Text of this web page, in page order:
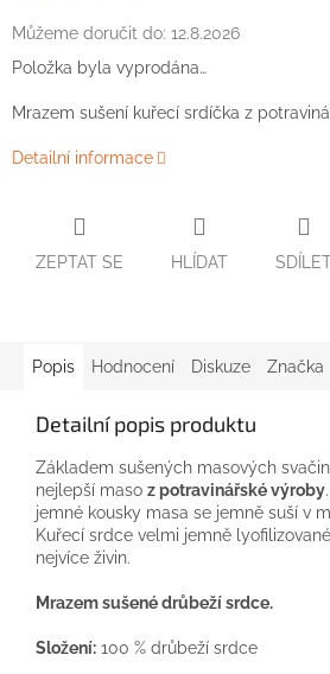
Můžeme doručit do: 12.8.2026
Položka byla vyprodána…
Mrazem sušení kuřecí srdíčka z
Detailní informace
ZEPTAT SE HLÍDAT
Popis Hodnocení Diskuze Značka
Detailní popis produktu
Základem sušených masových
nejlepší maso z potravinářské výroby.
jemné kousky masa se jemně suší v
Kuřecí srdce velmi jemně
nejvíce živin.
Mrazem sušené drůbeží srdce.
Složení: 100 % drůbeží srdce